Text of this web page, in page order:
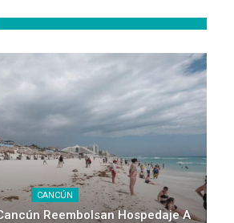
CANCÚN
Reembolsan Hospedaje A